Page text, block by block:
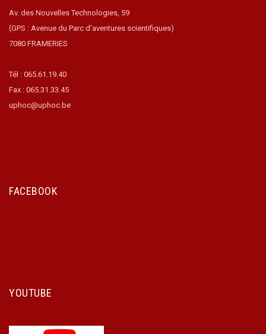
Av. des Nouvelles Technologies, 59
(GPS : Avenue du Parc d’aventures scientifiques)
7080 FRAMERIES
Tél : 065.61.19.40
Fax : 065.31.33.45
uphoc@uphoc.be
FACEBOOK
YOUTUBE